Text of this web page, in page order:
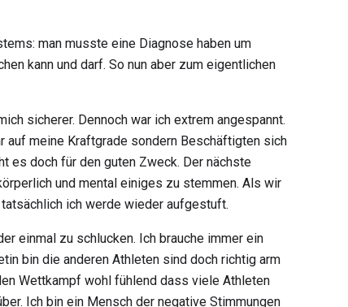
man musste eine Diagnose haben um
kann und darf. So nun aber zum eigentlichen
sicherer. Dennoch war ich extrem angespannt.
auf meine Kraftgrade sondern Beschäftigten sich
es doch für den guten Zweck. Der nächste
und mental einiges zu stemmen. Als wir
ich werde wieder aufgestuft.
einmal zu schlucken. Ich brauche immer ein
bin die anderen Athleten sind doch richtig arm
Wettkampf wohl fühlend dass viele Athleten
Ich bin ein Mensch der negative Stimmungen